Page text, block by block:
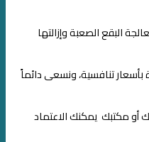
البقع الصعبة وإزالتها
تنافسية، ونسعى دائماً
أو مكتبك يمكنك الاعتماد